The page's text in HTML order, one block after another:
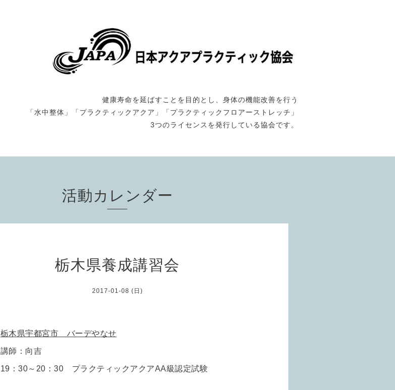
健康寿命を延ばすことを目的とし、身体の機能改善を行う
「水中整体」「プラクティックアクア」「プラクティックフロアーストレッチ」
3つのライセンスを発行している協会です。
活動カレンダー
栃木県養成講習会
2017-01-08 (日)
栃木県宇都宮市 バーデやなせ
講師：向吉
19：30～20：30 プラクティックアクアAA級認定試験